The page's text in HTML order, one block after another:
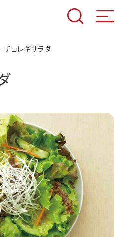
チョレギサラダ